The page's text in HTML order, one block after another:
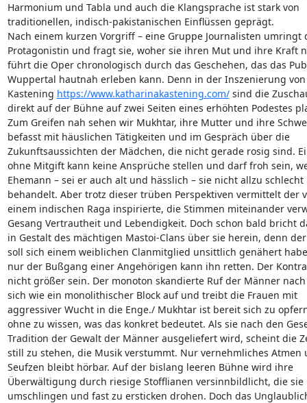
Harmonium und Tabla und auch die Klangsprache ist stark von
traditionellen, indisch-pakistanischen Einflüssen geprägt.
Nach einem kurzen Vorgriff – eine Gruppe Journalisten umringt
Protagonistin und fragt sie, woher sie ihren Mut und ihre Kraft
führt die Oper chronologisch durch das Geschehen, das das
Wuppertal hautnah erleben kann. Denn in der Inszenierung
Kastening https://www.katharinakastening.com/ sind die
direkt auf der Bühne auf zwei Seiten eines erhöhten Podestes
Zum Greifen nah sehen wir Mukhtar, ihre Mutter und ihre
befasst mit häuslichen Tätigkeiten und im Gespräch über die
Zukunftsaussichten der Mädchen, die nicht gerade rosig sind.
ohne Mitgift kann keine Ansprüche stellen und darf froh sein,
Ehemann – sei er auch alt und hässlich – sie nicht allzu schlecht
behandelt. Aber trotz dieser trüben Perspektiven vermittelt der
einem indischen Raga inspirierte, die Stimmen miteinander
Gesang Vertrautheit und Lebendigkeit. Doch schon bald bricht
in Gestalt des mächtigen Mastoi-Clans über sie herein, denn
soll sich einem weiblichen Clanmitglied unsittlich genähert
nur der Bußgang einer Angehörigen kann ihn retten. Der
nicht größer sein. Der monoton skandierte Ruf der Männer
sich wie ein monolithischer Block auf und treibt die Frauen mit
aggressiver Wucht in die Enge./ Mukhtar ist bereit sich zu
ohne zu wissen, was das konkret bedeutet. Als sie nach den
Tradition der Gewalt der Männer ausgeliefert wird, scheint die
still zu stehen, die Musik verstummt. Nur vernehmliches Atmen
Seufzen bleibt hörbar. Auf der bislang leeren Bühne wird ihre
Überwältigung durch riesige Stofflianen versinnbildlicht, die sie
umschlingen und fast zu ersticken drohen. Doch das